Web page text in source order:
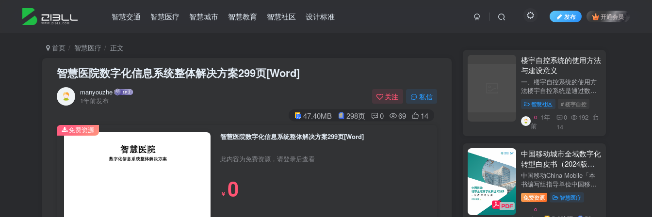
智慧交通 智慧医疗 智慧城市 智慧教育 智慧社区 设计标准 发布 开通会员
首页 智慧医疗 正文
智慧医院数字化信息系统整体解决方案299页[Word]
manyouzhe
1年前发布
关注 私信
47.40MB 298页 0 69 14
智慧医院数字化信息系统整体解决方案299页[Word]
此内容为免费资源，请登录后查看
￥ 0
免费资源
​​楼宇自控系统的使用方法
与建设意义​
一、楼宇自控系统的使用方
法​​楼宇自控系统是通过数字
化、自动化技术对建筑内机
电设备（如暖通空调、照
明、电梯、给排水等）进行
集中监控、管理和优化运行
智慧社区 # 楼宇自控
1年
前
0
192
14
中国移动城市全域数字化
转型白皮书（2024版）-
医疗保障分册
中国移动China Mobile「本
书编写组指导单位中国移动
集团公司政企事业部编写单
位中移系统集成有限公司主
编李双佶、丁静、杨勇、赵
免费资源 智慧医疗